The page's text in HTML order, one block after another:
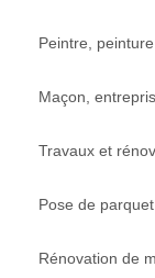
Peintre,
Maçon,
Travaux et
Pose de
Rénovation de